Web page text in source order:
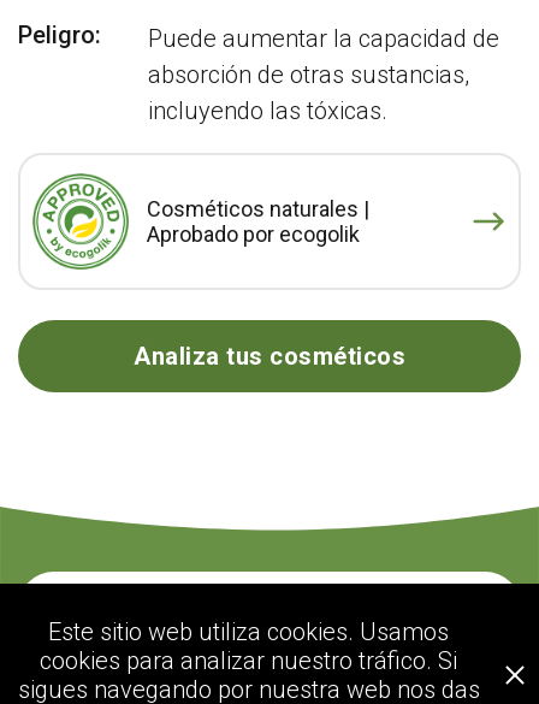
Peligro:
Puede aumentar la capacidad de
absorción de otras sustancias,
incluyendo las tóxicas.
Cosméticos naturales |
Aprobado por ecogolik
Analiza tus cosméticos
Este sitio web utiliza cookies. Usamos
cookies para analizar nuestro tráfico. Si
sigues navegando por nuestra web nos das